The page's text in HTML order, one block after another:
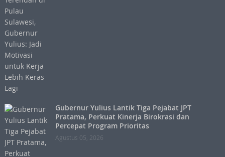
Gubernur Yulius Lantik Tiga Pejabat JPT
Pratama, Perkuat Kinerja Birokrasi dan
Percepat Program Prioritas
Agustus 05, 2026